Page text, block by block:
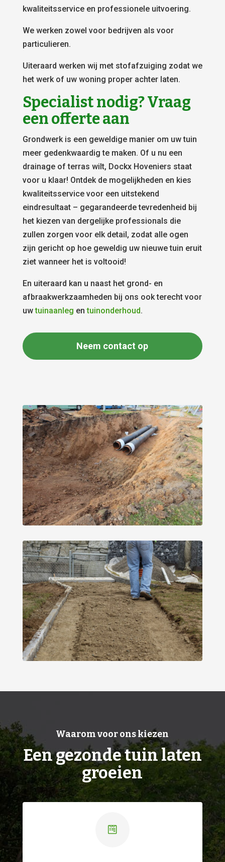
kwaliteitsservice en professionele uitvoering.
We werken zowel voor bedrijven als voor
particulieren.
Uiteraard werken wij met stofafzuiging zodat we
het werk of uw woning proper achter laten.
Specialist nodig? Vraag
een offerte aan
Grondwerk is een geweldige manier om uw tuin
meer gedenkwaardig te maken. Of u nu een
drainage of terras wilt, Dockx Hoveniers staat
voor u klaar! Ontdek de mogelijkheden en kies
kwaliteitsservice voor een uitstekend
eindresultaat – gegarandeerde tevredenheid bij
het kiezen van dergelijke professionals die
zullen zorgen voor elk detail, zodat alle ogen
zijn gericht op hoe geweldig uw nieuwe tuin eruit
ziet wanneer het is voltooid!
En uiteraard kan u naast het grond- en
afbraakwerkzaamheden bij ons ook terecht voor
uwtuinaanleg entuinonderhoud.
Neem contact op
Waarom voor ons kiezen
Een gezonde tuin laten
groeien
